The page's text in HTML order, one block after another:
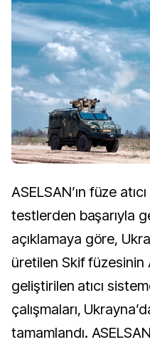
ASELSAN’ın füze
testlerden başarıyla
açıklamaya göre,
üretilen Skif füzesinin
geliştirilen atıcı
çalışmaları,
tamamlandı.